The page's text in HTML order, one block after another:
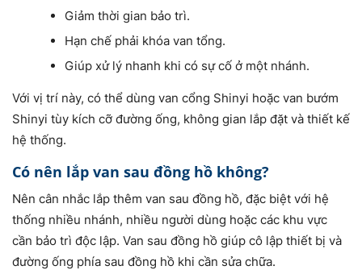
Giảm thời gian bảo trì.
Hạn chế phải khóa van tổng.
Giúp xử lý nhanh khi có sự cố ở một nhánh.
Với vị trí này, có thể dùng van cổng Shinyi hoặc van bướm
Shinyi tùy kích cỡ đường ống, không gian lắp đặt và thiết kế
hệ thống.
Có nên lắp van sau đồng hồ không?
Nên cân nhắc lắp thêm van sau đồng hồ, đặc biệt với hệ
thống nhiều nhánh, nhiều người dùng hoặc các khu vực
cần bảo trì độc lập. Van sau đồng hồ giúp cô lập thiết bị và
đường ống phía sau đồng hồ khi cần sửa chữa.